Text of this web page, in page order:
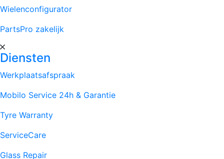
Wielenconfigurator
PartsPro zakelijk
Diensten
Werkplaatsafspraak
Mobilo Service 24h & Garantie
Tyre Warranty
ServiceCare
Glass Repair